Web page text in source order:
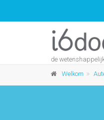
de
Welkom